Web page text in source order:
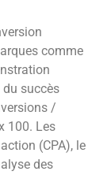
comme
succès
/
100. Les
(CPA), le
des